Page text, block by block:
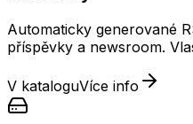
Automaticky generované
příspěvky a newsroom.
V kataloguVíce info